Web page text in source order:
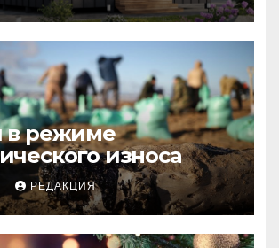
в режиме
износа
РЕДАКЦИЯ